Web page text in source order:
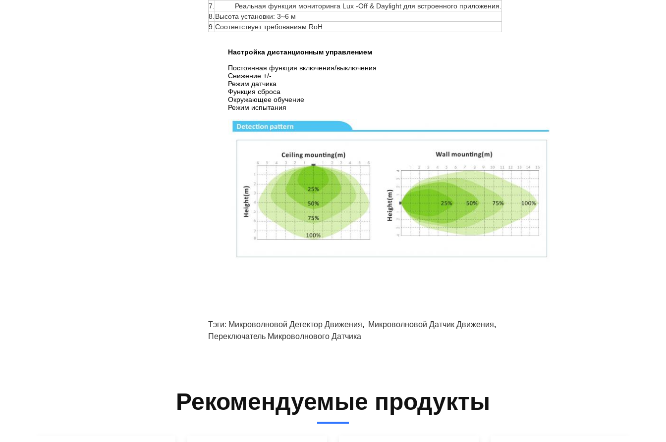
7.
Реальная функция мониторинга Lux -Off & Daylight для встроенного приложения.
8. Высота установки: 3~6 м
9. Соответствует требованиям RoH
Настройка дистанционным управлением
Постоянная функция включения/выключения
Снижение +/-
Режим датчика
Функция сброса
Окружающее обучение
Режим испытания
Тэги: Микроволновой Детектор Движения, Микроволновой Датчик Движения,
Переключатель Микроволнового Датчика
Рекомендуемые продукты